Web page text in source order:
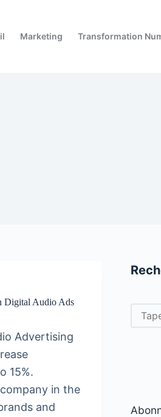
Marketing Transformation
Digital Audio Ads
Advertising
15%.
in the
and